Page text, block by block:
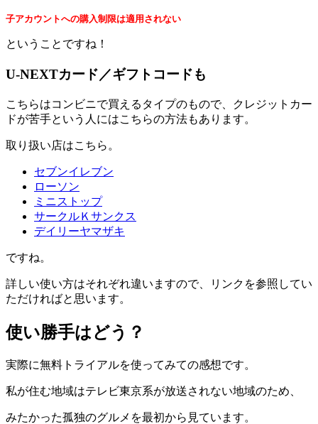
子アカウントへの購入制限は適用されない
ということですね！
U-NEXTカード／ギフトコードも
こちらはコンビニで買えるタイプのもので、クレジットカー
ドが苦手という人にはこちらの方法もあります。
取り扱い店はこちら。
セブンイレブン
ローソン
ミニストップ
サークルＫサンクス
デイリーヤマザキ
ですね。
詳しい使い方はそれぞれ違いますので、リンクを参照してい
ただければと思います。
使い勝手はどう？
実際に無料トライアルを使ってみての感想です。
私が住む地域はテレビ東京系が放送されない地域のため、
みたかった孤独のグルメを最初から見ています。